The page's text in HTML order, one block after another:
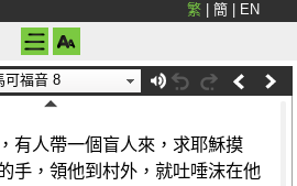
繁 簡 EN
可福音 8
又擘開那七個餅分給四千人，你
少個筐子呢？」他們說：「七
們還不明白嗎？」
，有人帶一個盲人來，求耶穌摸
手，領他到村外，就吐唾沫在他